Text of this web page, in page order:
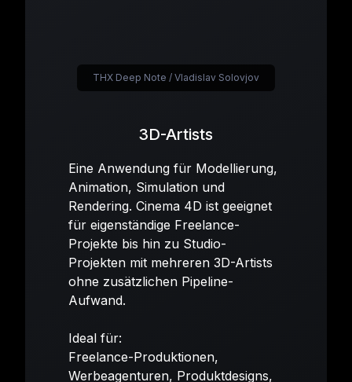
3D-Artists
Eine Anwendung für Modellierung,
Animation, Simulation und
Rendering. Cinema 4D ist geeignet
für eigenständige Freelance-
Projekte bis hin zu Studio-
Projekten mit mehreren 3D-Artists
ohne zusätzlichen Pipeline-
Aufwand.
Ideal für:
Freelance-Produktionen,
Werbeagenturen, Produktdesigns,
THX Deep Note / Vladislav Solovjov